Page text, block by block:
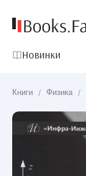
Новинки
Книги / Физика /